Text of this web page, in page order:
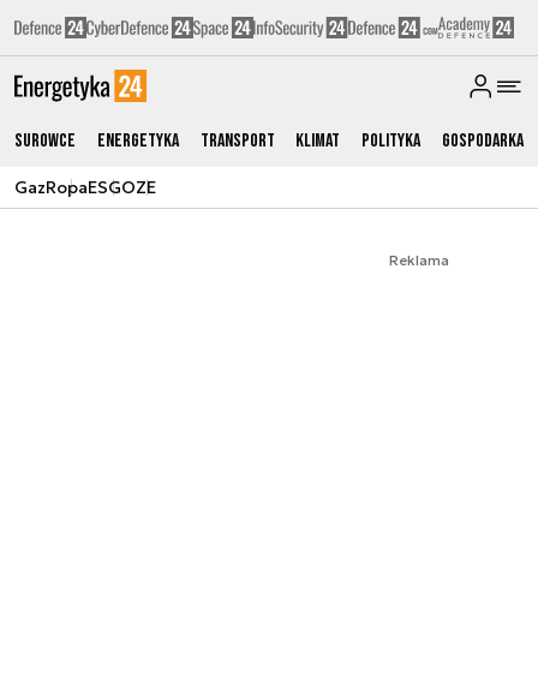
Surowce Energetyka Transport Klimat Polityka Gospodarka
GazRopaESGOZE
Reklama